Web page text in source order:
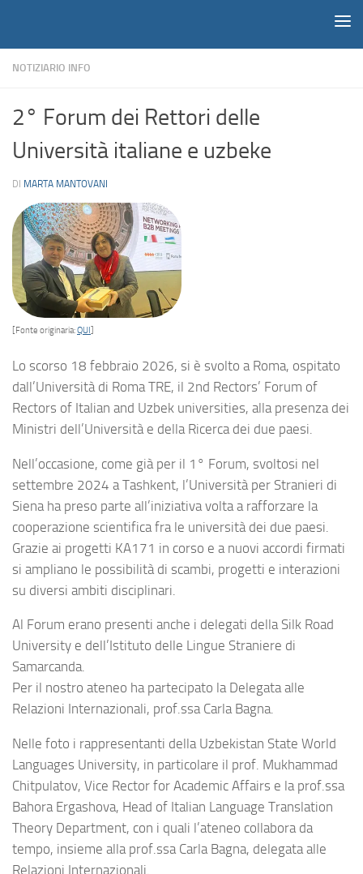
NOTIZIARIO INFO
2° Forum dei Rettori delle
Università italiane e uzbeke
DI MARTA MANTOVANI
[Fonte originaria:QUI
Lo scorso 18 febbraio 2026, si è svolto a Roma, ospitato
dall’Università di Roma TRE, il 2nd Rectors’ Forum of
Rectors of Italian and Uzbek universities, alla presenza dei
Ministri dell’Università e della Ricerca dei due paesi.
Nell’occasione, come già per il 1° Forum, svoltosi nel
settembre 2024 a Tashkent, l’Università per Stranieri di
Siena ha preso parte all’iniziativa volta a rafforzare la
cooperazione scientifica fra le università dei due paesi.
Grazie ai progetti KA171 in corso e a nuovi accordi firmati
si ampliano le possibilità di scambi, progetti e interazioni
su diversi ambiti disciplinari.
Al Forum erano presenti anche i delegati della Silk Road
University e dell’Istituto delle Lingue Straniere di
Samarcanda.
Per il nostro ateneo ha partecipato la Delegata alle
Relazioni Internazionali, prof.ssa Carla Bagna.
Nelle foto i rappresentanti della Uzbekistan State World
Languages University, in particolare il prof. Mukhammad
Chitpulatov, Vice Rector for Academic Affairs e la prof.ssa
Bahora Ergashova, Head of Italian Language Translation
Theory Department, con i quali l’ateneo collabora da
tempo, insieme alla prof.ssa Carla Bagna, delegata alle
Relazioni Internazionali.